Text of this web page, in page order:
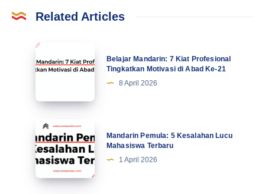
Related Articles
Belajar
Mandarin:
Profesional
Tingkatkan
Motivasi
di
Abad
Ke-
Belajar Mandarin: 7 Kiat Profesional
Tingkatkan Motivasi di Abad Ke-21
8 April 2026
Mandarin
Pemula:
5
Kesalahan
Lucu
Mandarin Pemula: 5 Kesalahan Lucu
Mahasiswa Terbaru
1 April 2026